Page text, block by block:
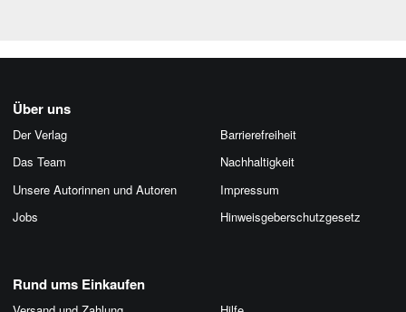
Über uns
Der Verlag
Das Team
Unsere Autorinnen und Autoren
Jobs
Barrierefreiheit
Nachhaltigkeit
Impressum
Hinweis­geber­schutz­gesetz
Rund ums Einkaufen